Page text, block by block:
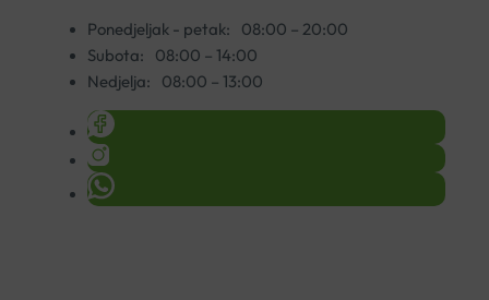
Ponedjeljak - petak:
08:00 – 20:00
Subota:
08:00 – 14:00
Nedjelja:
08:00 – 13:00